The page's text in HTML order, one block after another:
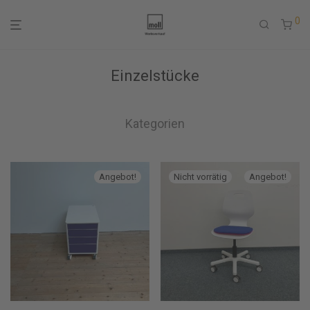
0
Einzelstücke
Kategorien
Angebot! Angebot!